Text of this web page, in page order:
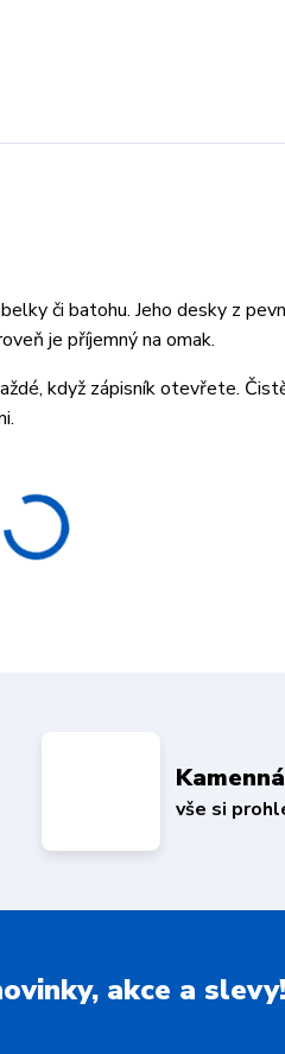
či batohu. Jeho desky z
je příjemný na omak.
když zápisník otevřete.
vše si
akce a slevy!